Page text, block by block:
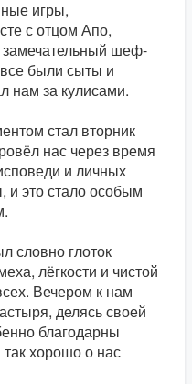
игры,
с отцом Апо,
шеф-
были сыты и
нам за кулисами.
стал вторник
нас через время
и личных
и это стало особым
словно глоток
лёгкости и чистой
Вечером к нам
делясь своей
благодарны
хорошо о нас